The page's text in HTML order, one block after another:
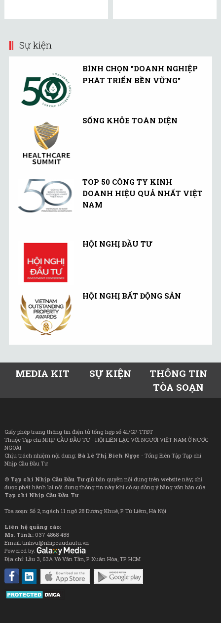
Sự kiện
BÌNH CHỌN "DOANH NGHIỆP
PHÁT TRIỂN BỀN VỮNG"
SỐNG KHỎE TOÀN DIỆN
TOP 50 CÔNG TY KINH
DOANH HIỆU QUẢ NHẤT VIỆT
NAM
HỘI NGHỊ ĐẦU TƯ
HỘI NGHỊ BẤT ĐỘNG SẢN
MEDIA KIT SỰ KIỆN
THÔNG TIN
TÒA SOẠN
Giấy phép trang thông tin điện tử tổng hợp số 41/GP-TTĐT
Thuộc Tạp chí NHỊP CẦU ĐẦU TƯ - HỘI LIÊN LẠC VỚI NGƯỜI VIỆT NAM Ở NƯỚC
NGOÀI
Chịu trách nhiệm nội dung: Bà Lê Thị Bích Ngọc - Tổng Biên Tập Tạp chí
Nhịp Cầu Đầu Tư
© Tạp chí Nhịp Cầu Đầu Tưgiữ bản quyền nội dung trên website này; chỉ
được phát hành lại nội dung thông tin này khi có sự đồng ý bằng văn bản của
Tạp chí Nhịp Cầu Đầu Tư
Tòa soạn: Số 2, ngách 11 ngõ 28 Dương Khuê, P. Từ Liêm, Hà Nội
Liên hệ quảng cáo:
Ms. Tình: 037 4868 488
Email: tinhvu@nhipcaudautu.vn
Powered by:
Địa chỉ: Lầu 3, 63A Võ Văn Tần, P. Xuân Hòa, TP. HCM